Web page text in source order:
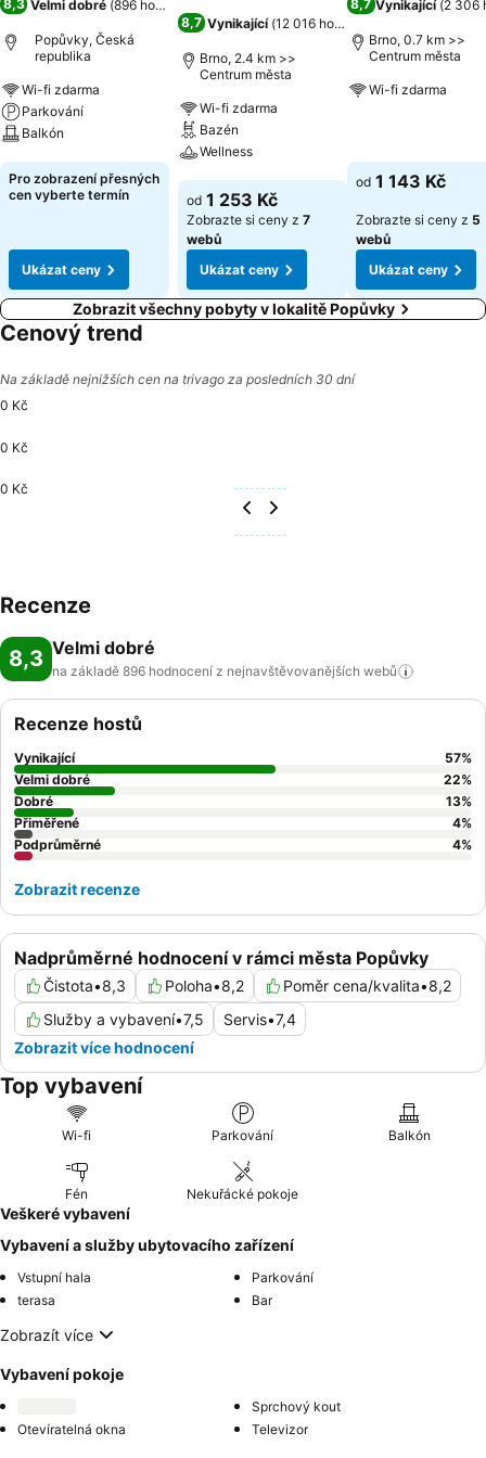
8,3 Velmi dobré (896 hodnocení )
Popůvky, Česká
republika
Wi-fi zdarma
Parkování
Balkón
Ukázat ceny
Pro zobrazení přesných
cen vyberte termín
Ukázat ceny
8,7 Vynikající (12 016 hodnocení
Brno, 2.4 km >>
Centrum města
Wi-fi zdarma
Bazén
Wellness
Ukázat ceny
od 1 253 Kč
Zobrazte si ceny z 7
webů
Ukázat ceny
8,7 Vynikající (2 306
Brno, 0.7 km >>
Centrum města
Wi-fi zdarma
od 1 143 Kč
Zobrazte si ceny z 5
webů
Ukázat ceny
Zobrazit všechny pobyty v lokalitě Popůvky
Cenový trend
Na základě nejnižších cen na trivago za posledních 30 dní
0 Kč
0 Kč
0 Kč
Recenze
8,3 Velmi dobré
na základě 896 hodnocení z nejnavštěvovanějších webů
Nadprůměrné hodnocení v rámci města Popůvky
Čistota•8,3 Poloha•8,2 Poměr cena/kvalita•8,2
Služby a vybavení•7,5 Servis•7,4
Zobrazit více hodnocení
Recenze hostů
Vynikající 57%
Velmi dobré
22%
Dobré
13%
Přiměřené
4%
Podprůměrné
4%
Zobrazit recenze
Top vybavení
Wi-fi Parkování Balkón
Fén Nekuřácké pokoje
Veškeré vybavení
Vybavení a služby ubytovacího zařízení
Vstupní hala
Parkování
terasa
Bar
Zobrazít více
Vybavení pokoje
Sprchový kout
Otevíratelná okna
Televizor